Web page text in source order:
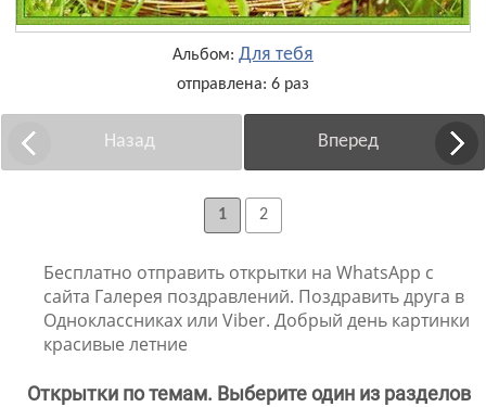
Альбом: Для тебя
отправлена: 6 раз
Назад Вперед
1 2
Бесплатно отправить открытки на WhatsApp с
сайта Галерея поздравлений. Поздравить друга в
Одноклассниках или Viber. Добрый день картинки
красивые летние
Открытки по темам. Выберите один из разделов